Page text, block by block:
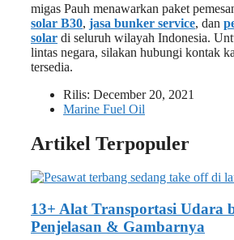
migas Pauh menawarkan paket
solar B30, jasa bunker service, dan
solar di seluruh wilayah Indonesia.
lintas negara, silakan hubungi kontak
tersedia.
Rilis: December 20, 2021
Marine Fuel Oil
Artikel Terpopuler
13+ Alat Transportasi Udara
Penjelasan & Gambarnya